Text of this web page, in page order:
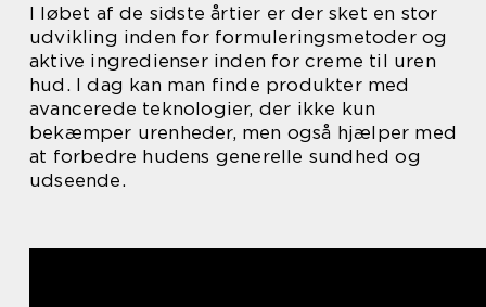
I løbet af de sidste årtier er der sket en stor
udvikling inden for formuleringsmetoder og
aktive ingredienser inden for creme til uren
hud. I dag kan man finde produkter med
avancerede teknologier, der ikke kun
bekæmper urenheder, men også hjælper med
at forbedre hudens generelle sundhed og
udseende.